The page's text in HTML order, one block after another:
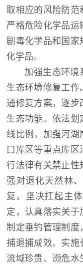
取相应的风险防范
严格危险化学品运
剧毒化学品和国家
化学品。
加强生态环境
生态环境修复工作
通修复方案，逐步
生态功能。依法划
线比例，加强河湖
口库区等重点库
行法律有关禁止性
强对退化天然林
复。坚决扛起主
定，认真落实关于
制定垂钓管理制度
捕退捕成效。实施
流域珍贵、濒危水